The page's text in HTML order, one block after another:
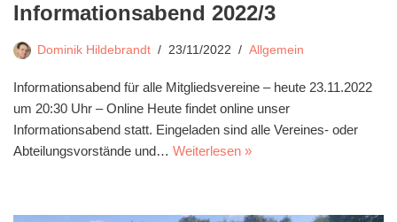
Informationsabend 2022/3
Dominik Hildebrandt 23/11/2022 Allgemein
Informationsabend für alle Mitgliedsvereine – heute 23.11.2022
um 20:30 Uhr – Online Heute findet online unser
Informationsabend statt. Eingeladen sind alle Vereines- oder
Abteilungsvorstände und… Weiterlesen »